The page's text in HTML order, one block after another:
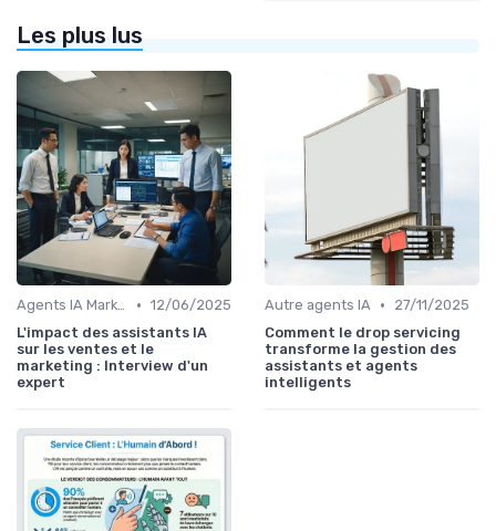
Les plus lus
Agents IA Marketing • 12/06/2025
L'impact des assistants IA
sur les ventes et le
marketing : Interview d'un
expert
Autre agents IA •
27/11/2025
Comment le drop servicing
transforme la gestion des
assistants et agents
intelligents